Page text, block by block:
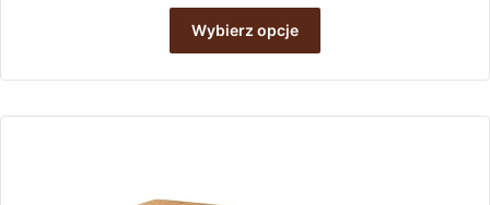
do
679,00 zł
Wybierz opcje
ma
Opcje